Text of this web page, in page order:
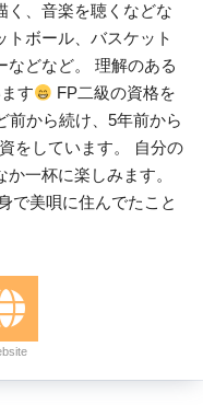
く、音楽を聴くなどな
トボール、バスケット
などなど。 理解のある
す
FP二級の資格を
前から続け、5年前から
をしています。 自分の
一杯に楽しみます。
で美唄に住んでたこと